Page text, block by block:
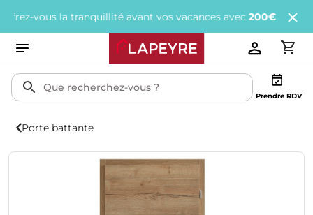
la tranquillité avant vos vacances avec200€ offerts tous
Prendre RDV
Porte battante